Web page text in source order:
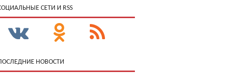
СЕТИ И RSS
НОВОСТИ